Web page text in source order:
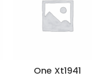
One Xt1941